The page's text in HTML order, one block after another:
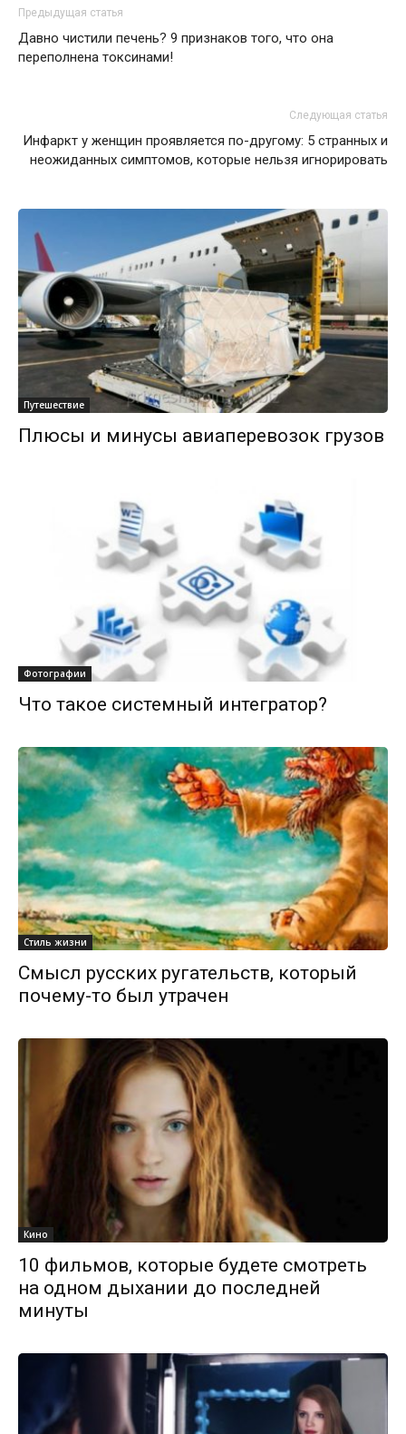
Предыдущая статья
Давно чистили печень? 9 признаков того, что она
переполнена токсинами!
Следующая статья
Инфаркт у женщин проявляется по-другому: 5 странных и
неожиданных симптомов, которые нельзя игнорировать
Путешествие
Плюсы и минусы авиаперевозок грузов
Фотографии
Что такое системный интегратор?
Стиль жизни
Смысл русских ругательств, который
почему-то был утрачен
Кино
10 фильмов, которые будете смотреть
на одном дыхании до последней
минуты